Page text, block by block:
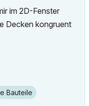
im 2D-Fenster
Decken kongruent
Bauteile